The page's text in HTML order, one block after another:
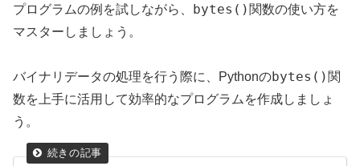
プログラムの例を試しながら、 bytes() 関数の使い方を
マスターしましょう。
バイナリデータの処理を行う際に、Pythonのbytes() 関
数を上手に活用して効率的なプログラムを作成しましょ
う。